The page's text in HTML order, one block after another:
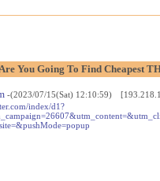
You Going To Find Cheapest
-(2023/07/15(Sat) 12:10:59)
index/d1?